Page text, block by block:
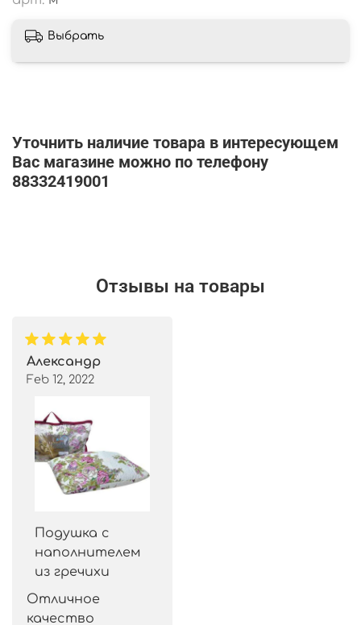
Выбрать
Уточнить наличие товара в интересующем
Вас магазине можно по телефону
88332419001
Отзывы на товары
Александр
Feb 12, 2022
Подушка с
наполнителем
из гречихи
Отличное
качество